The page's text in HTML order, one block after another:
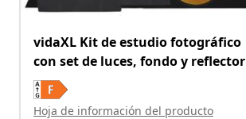
vidaXL Kit de estudio fotográfico
con set de luces, fondo y reflector
Hoja de información del producto